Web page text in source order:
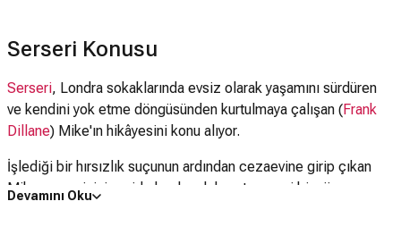
Serseri Konusu
Serseri, Londra sokaklarında evsiz olarak yaşamını sürdüren
ve kendini yok etme döngüsünden kurtulmaya çalışan (Frank
Dillane) Mike'ın hikâyesini konu alıyor.
İşlediği bir hırsızlık suçunun ardından cezaevine girip çıkan
Mike, geçmişini geride bırakarak hayatına yeni bir yön
Devamını Oku